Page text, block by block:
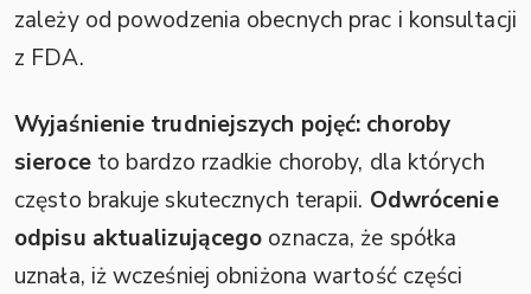
zależy od powodzenia obecnych prac i konsultacji
z FDA.
Wyjaśnienie trudniejszych pojęć: choroby
sieroceto bardzo rzadkie choroby, dla których
często brakuje skutecznych terapii. Odwrócenie
odpisu aktualizującego oznacza, że spółka
uznała, iż wcześniej obniżona wartość części